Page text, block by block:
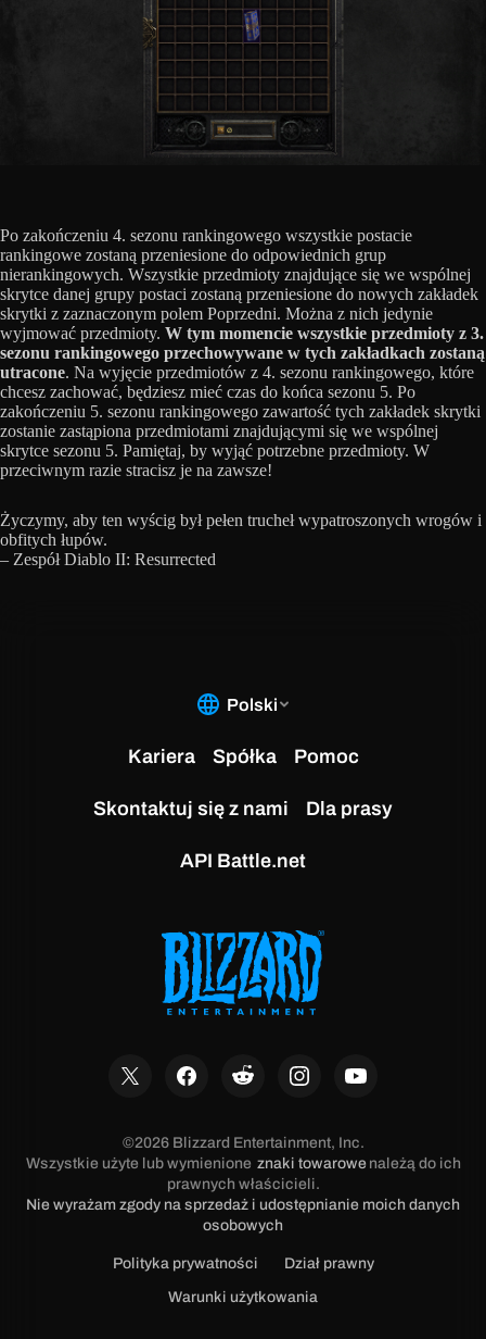
Po zakończeniu 4. sezonu rankingowego wszystkie postacie
rankingowe zostaną przeniesione do odpowiednich grup
nierankingowych. Wszystkie przedmioty znajdujące się we wspólnej
skrytce danej grupy postaci zostaną przeniesione do nowych zakładek
skrytki z zaznaczonym polem Poprzedni. Można z nich jedynie
wyjmować przedmioty. W tym momencie wszystkie przedmioty z 3.
sezonu rankingowego przechowywane w tych zakładkach zostaną
utracone. Na wyjęcie przedmiotów z 4. sezonu rankingowego, które
chcesz zachować, będziesz mieć czas do końca sezonu 5. Po
zakończeniu 5. sezonu rankingowego zawartość tych zakładek skrytki
zostanie zastąpiona przedmiotami znajdującymi się we wspólnej
skrytce sezonu 5. Pamiętaj, by wyjąć potrzebne przedmioty. W
przeciwnym razie stracisz je na zawsze!
Życzymy, aby ten wyścig był pełen trucheł wypatroszonych wrogów i
obfitych łupów.
– Zespół Diablo II: Resurrected